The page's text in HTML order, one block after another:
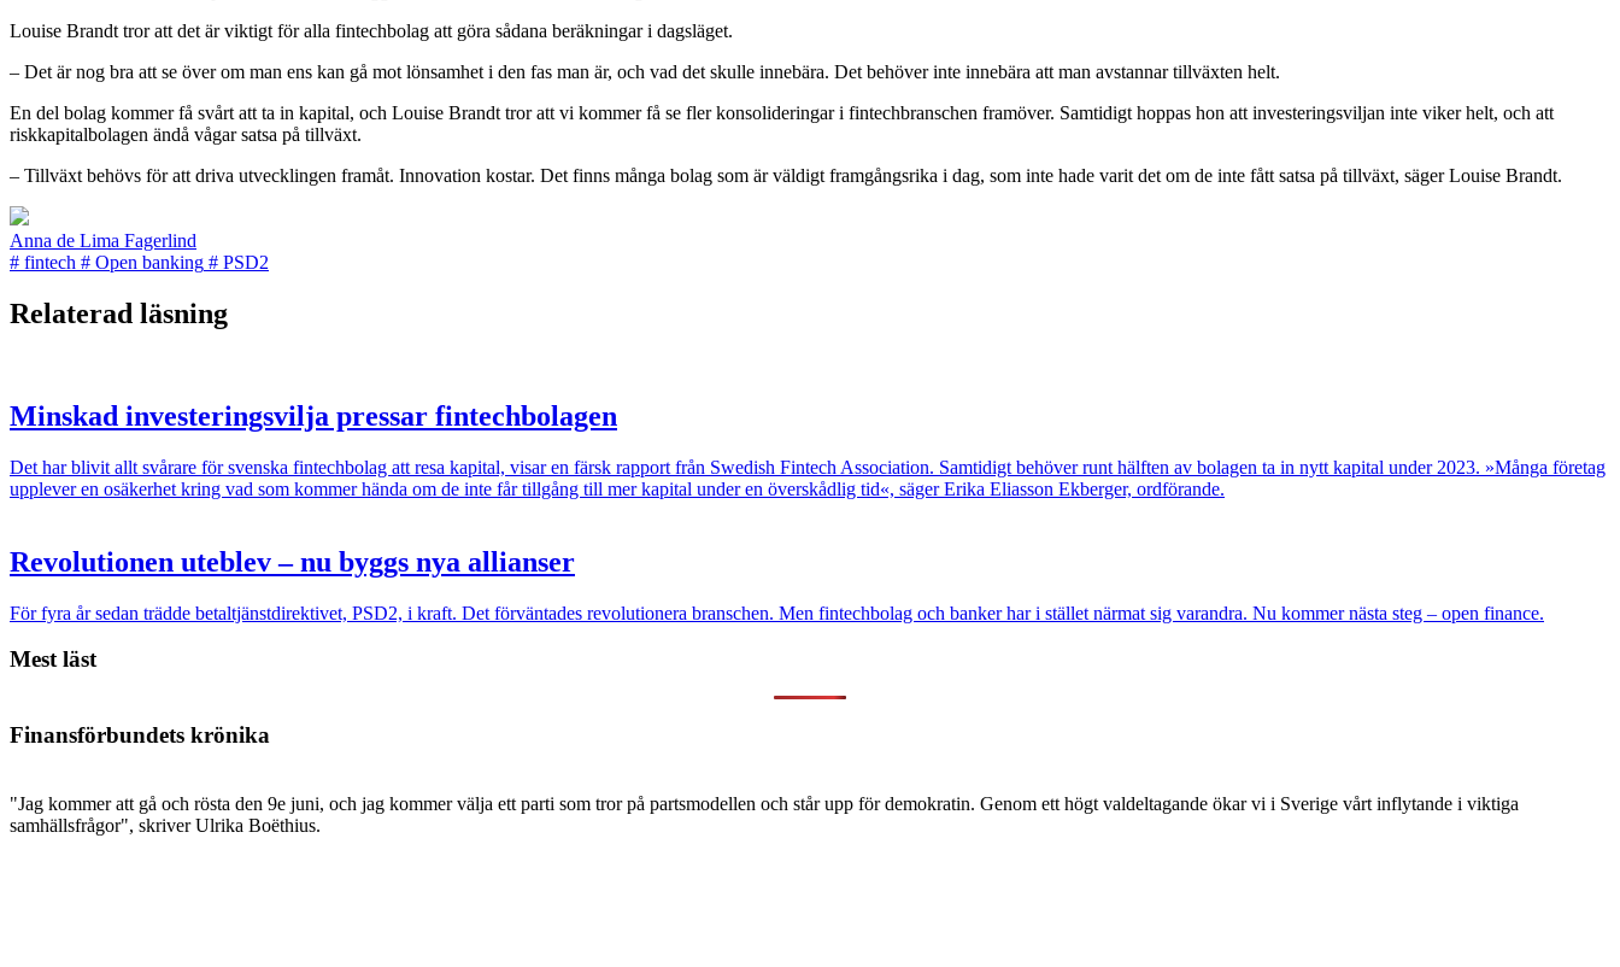
Louise Brandt tror att det är viktigt för alla fintechbolag att göra sådana beräkningar i dagsläget.
– Det är nog bra att se över om man ens kan gå mot lönsamhet i den fas man är, och vad det skulle innebära. Det behöver inte innebära att man avstannar tillväxten helt.
En del bolag kommer få svårt att ta in kapital, och Louise Brandt tror att vi kommer få se fler konsolideringar i fintechbranschen framöver. Samtidigt hoppas hon att investeringsviljan inte viker helt, och att
riskkapitalbolagen ändå vågar satsa på tillväxt.
– Tillväxt behövs för att driva utvecklingen framåt. Innovation kostar. Det finns många bolag som är väldigt framgångsrika i dag, som inte hade varit det om de inte fått satsa på tillväxt, säger Louise Brandt.
Anna de Lima Fagerlind
# fintech # Open banking # PSD2
Relaterad läsning
Minskad investeringsvilja pressar fintechbolagen
Det har blivit allt svårare för svenska fintechbolag att resa kapital, visar en färsk rapport från Swedish Fintech Association. Samtidigt behöver runt hälften av bolagen ta in nytt kapital under 2023. »Många företag
upplever en osäkerhet kring vad som kommer hända om de inte får tillgång till mer kapital under en överskådlig tid«, säger Erika Eliasson Ekberger, ordförande.
Revolutionen uteblev – nu byggs nya allianser
För fyra år sedan trädde betaltjänstdirektivet, PSD2, i kraft. Det förväntades revolutionera branschen. Men fintechbolag och banker har i stället närmat sig varandra. Nu kommer nästa steg – open finance.
Mest läst
Finansförbundets krönika
"Jag kommer att gå och rösta den 9e juni, och jag kommer välja ett parti som tror på partsmodellen och står upp för demokratin. Genom ett högt valdeltagande ökar vi i Sverige vårt inflytande i viktiga
samhällsfrågor", skriver Ulrika Boëthius.